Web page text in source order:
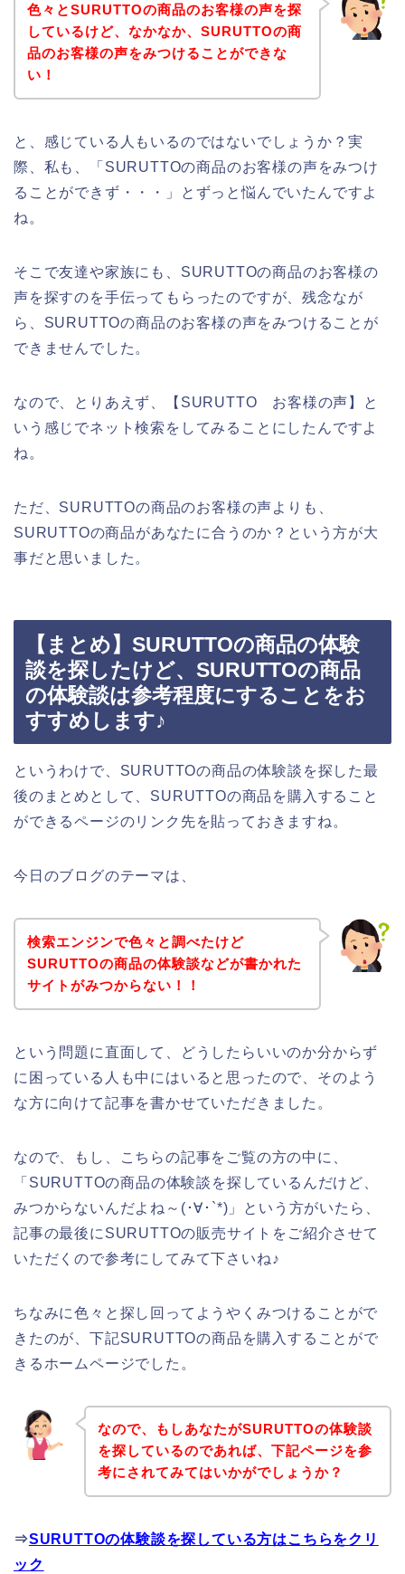
色々とSURUTTOの商品のお客様の声を探
しているけど、なかなか、SURUTTOの商
品のお客様の声をみつけることができな
い！
と、感じている人もいるのではないでしょうか？実
際、私も、「SURUTTOの商品のお客様の声をみつけ
ることができず・・・」とずっと悩んでいたんですよ
ね。
そこで友達や家族にも、SURUTTOの商品のお客様の
声を探すのを手伝ってもらったのですが、残念なが
ら、SURUTTOの商品のお客様の声をみつけることが
できませんでした。
なので、とりあえず、【SURUTTO お客様の声】と
いう感じでネット検索をしてみることにしたんですよ
ね。
ただ、SURUTTOの商品のお客様の声よりも、
SURUTTOの商品があなたに合うのか？という方が大
事だと思いました。
【まとめ】SURUTTOの商品の体験
談を探したけど、SURUTTOの商品
の体験談は参考程度にすることをお
すすめします♪
というわけで、SURUTTOの商品の体験談を探した最
後のまとめとして、SURUTTOの商品を購入すること
ができるページのリンク先を貼っておきますね。
今日のブログのテーマは、
検索エンジンで色々と調べたけど
SURUTTOの商品の体験談などが書かれた
サイトがみつからない！！
という問題に直面して、どうしたらいいのか分からず
に困っている人も中にはいると思ったので、そのよう
な方に向けて記事を書かせていただきました。
なので、もし、こちらの記事をご覧の方の中に、
「SURUTTOの商品の体験談を探しているんだけど、
みつからないんだよね～(･∀･`*)」という方がいたら、
記事の最後にSURUTTOの販売サイトをご紹介させて
いただくので参考にしてみて下さいね♪
ちなみに色々と探し回ってようやくみつけることがで
きたのが、下記SURUTTOの商品を購入することがで
きるホームページでした。
なので、もしあなたがSURUTTOの体験談
を探しているのであれば、下記ページを参
考にされてみてはいかがでしょうか？
⇒SURUTTOの体験談を探している方はこちらをクリ
ック